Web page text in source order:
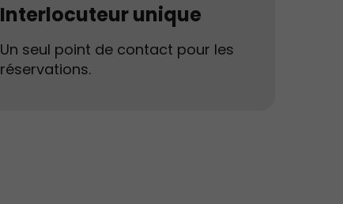
Interlocuteur unique
Un seul point de contact pour les
réservations.